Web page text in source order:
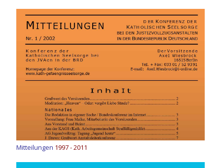
Mitteilungen 1997 - 2011